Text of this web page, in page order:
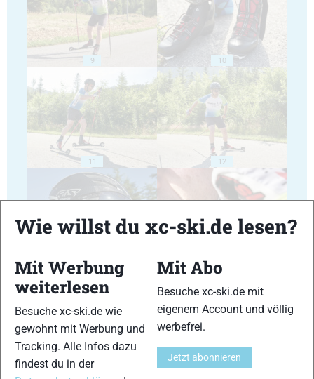
9 10
11 12
15 16
Wie willst du xc-ski.de lesen?
Mit Werbung
weiterlesen
Besuche xc-ski.de wie
gewohnt mit Werbung und
Tracking. Alle Infos dazu
findest du in der
Mit Abo
Besuche xc-ski.de mit
eigenem Account und völlig
werbefrei.
Jetzt abonnieren